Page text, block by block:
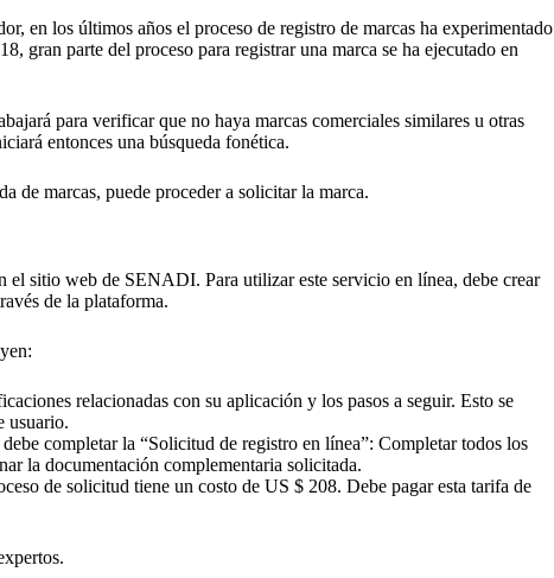
en los últimos años el proceso de registro de marcas ha experimentado
gran parte del proceso para registrar una marca se ha ejecutado en
para verificar que no haya marcas comerciales similares u otras
entonces una búsqueda fonética.
de marcas, puede proceder a solicitar la marca.
el sitio web de SENADI. Para utilizar este servicio en línea, debe crear
de la plataforma.
relacionadas con su aplicación y los pasos a seguir. Esto se
usuario.
completar la “Solicitud de registro en línea”: Completar todos los
la documentación complementaria solicitada.
de solicitud tiene un costo de US $ 208. Debe pagar esta tarifa de